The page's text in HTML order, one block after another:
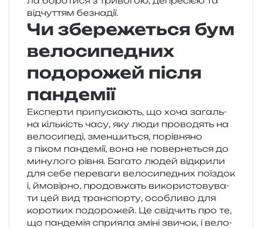
від­чу­т­тям безнадії.
Чи збережеться бум
велосипедних
подорожей після
пандемії
Експерти при­пу­ска­ють, що хоча загаль­
на кіль­кість часу, яку люди про­во­дять на
вело­си­пе­ді, змен­ши­ться, порів­ня­но
з піком пан­де­мії, вона не повер­не­ться до
мину­ло­го рівня. Багато людей від­кри­ли
для себе пере­ва­ги вело­си­пе­дних поїздок
і, ймо­вір­но, про­дов­жать вико­ри­сто­ву­ва­
ти цей вид транс­пор­ту, осо­бли­во для
коро­тких подо­ро­жей. Це свід­чить про те,
що пан­де­мія спри­я­ла зміні зви­чок, і вело­